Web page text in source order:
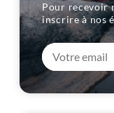
Pour recevoir
inscrire à nos